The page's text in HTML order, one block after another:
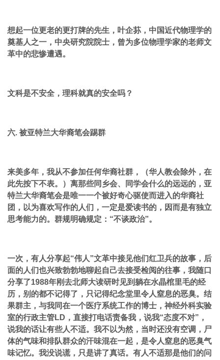
想起一位更老的更打牌的先生，叶企荪，中国近代物理学的
奠基人之一，中央研究院院士，曾为多位物理学家的老师文
革中的悲惨遭遇。
文科是不安全，理科就真的安全吗？
六. 被亚特兰大华裔笔会踢群
来美多年，我从不参加任何华裔社群，（华人教会除外，在
此先按下不表。）离那些同乡会、同学会什么的远远的，亚
特兰大华裔笔会是唯一一个被好奇心驱使而进入的华裔社
团，以为喜欢写作的人们，一定是爱读书的，因而是有独立
思考能力的。群规明确规定：“不谈政治”。
一次，有人分享起“伟人”文革中接见他们红卫兵的故事，后
面的人们也兴致勃勃地聊起自己去接受检阅的往事，我随口
分享了1988年刚去北师大读研时见到躺在水晶棺里毛的经
历，别的都不记得了，只记得纪念堂里令人窒息的恶臭。结
果群主，与我同在一个医疗系统工作的博士，神经外科实验
室的行政主管LD，直接打电话责备我，说我“态度不对”，
说我的话让有些人不适。我不以为然，当时还没有空调，尸
体的气味和排队群众的汗味混在一起，是令人窒息的恶臭气
味记忆。我没说谎，只是讲了真话。有人不适那是他们的问